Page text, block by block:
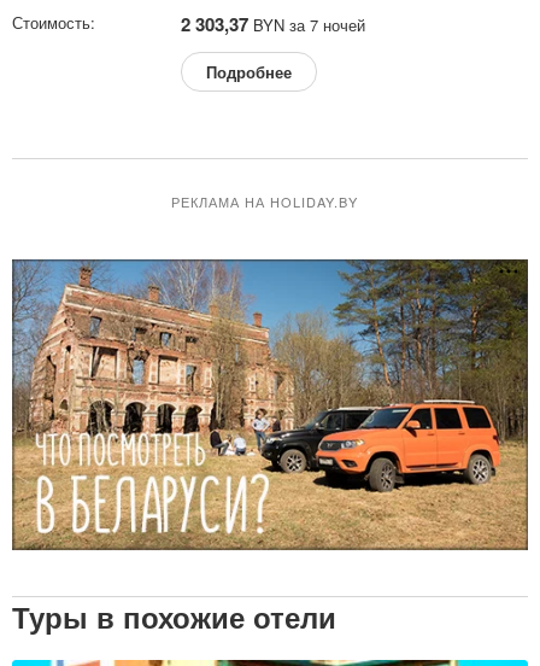
2 303,37 BYN за 7 ночей
Подробнее
РЕКЛАМА НА HOLIDAY.BY
Туры в похожие отели